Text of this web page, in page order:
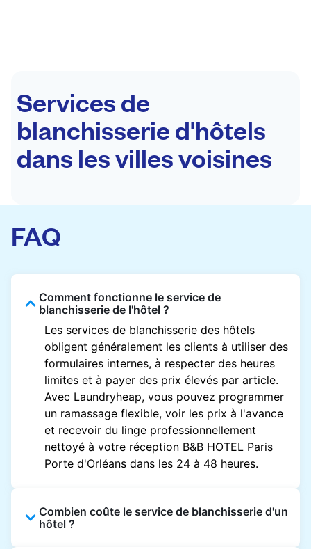
Services de
blanchisserie d'hôtels
dans les villes voisines
FAQ
Comment fonctionne le service de
blanchisserie de l'hôtel ?
Les services de blanchisserie des hôtels
obligent généralement les clients à utiliser des
formulaires internes, à respecter des heures
limites et à payer des prix élevés par article.
Avec Laundryheap, vous pouvez programmer
un ramassage flexible, voir les prix à l'avance
et recevoir du linge professionnellement
nettoyé à votre réception B&B HOTEL Paris
Porte d'Orléans dans les 24 à 48 heures.
Combien coûte le service de blanchisserie d'un
hôtel ?